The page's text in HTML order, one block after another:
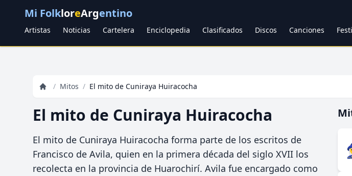
Mi FolkloreArgentino
Artistas Noticias Cartelera Enciclopedia Clasificados Discos Canciones
/ Mitos / El mito de Cuniraya Huiracocha
El mito de Cuniraya Huiracocha
El mito de Cuniraya Huiracocha forma parte de los escritos de
Francisco de Avila, quien en la primera década del siglo XVII los
recolecta en la provincia de Huarochirí. Avila fue encargado como